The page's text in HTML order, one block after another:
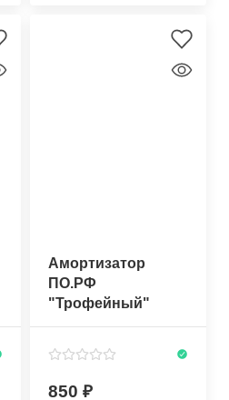
Амортизатор
ПО.РФ
"Трофейный"
Булавка
850